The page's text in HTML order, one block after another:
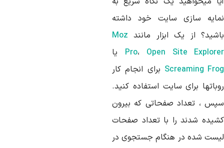
سازی سایت خود داشته
از یک ابزار مانند Moz
Pro
،Open Site
یا
Screamingبرای انجام کار
برای سایت استفاده کنید.
، تعداد صفحاتی که بیرون
شدند را با تعداد صفحات
شده در هنگام جستجوی در